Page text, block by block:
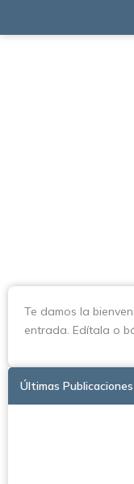
Te damos la
entrada. Edítala o
Últimas Publicaciones